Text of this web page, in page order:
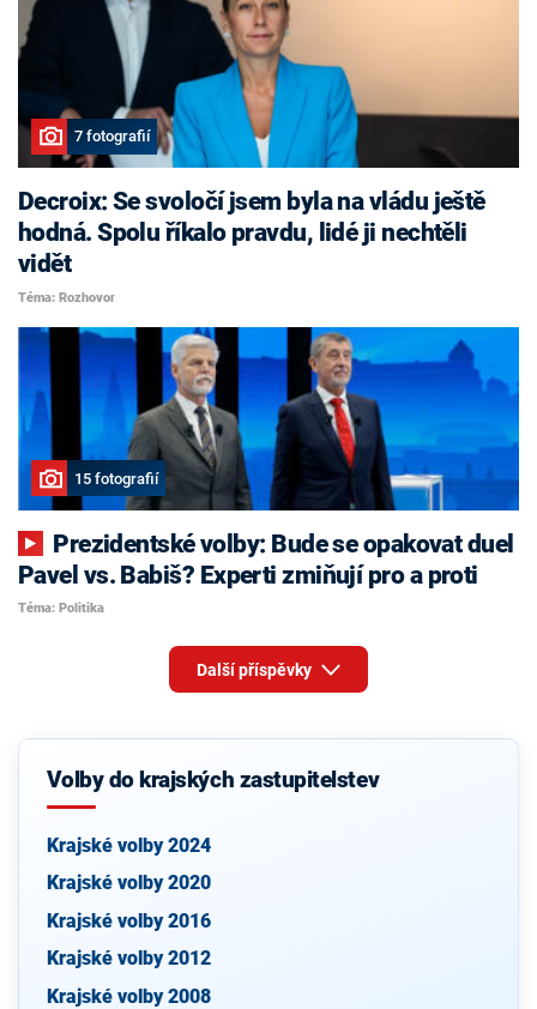
7 fotografií
Decroix: Se svoločí jsem byla na vládu ještě
hodná. Spolu říkalo pravdu, lidé ji nechtěli
vidět
Téma: Rozhovor
15 fotografií
Pavel vs. Babiš? Experti zmiňují pro a proti
Téma: Politika
Další příspěvky
Volby do krajských zastupitelstev
Krajské volby 2024
Krajské volby 2020
Krajské volby 2016
Krajské volby 2012
Krajské volby 2008